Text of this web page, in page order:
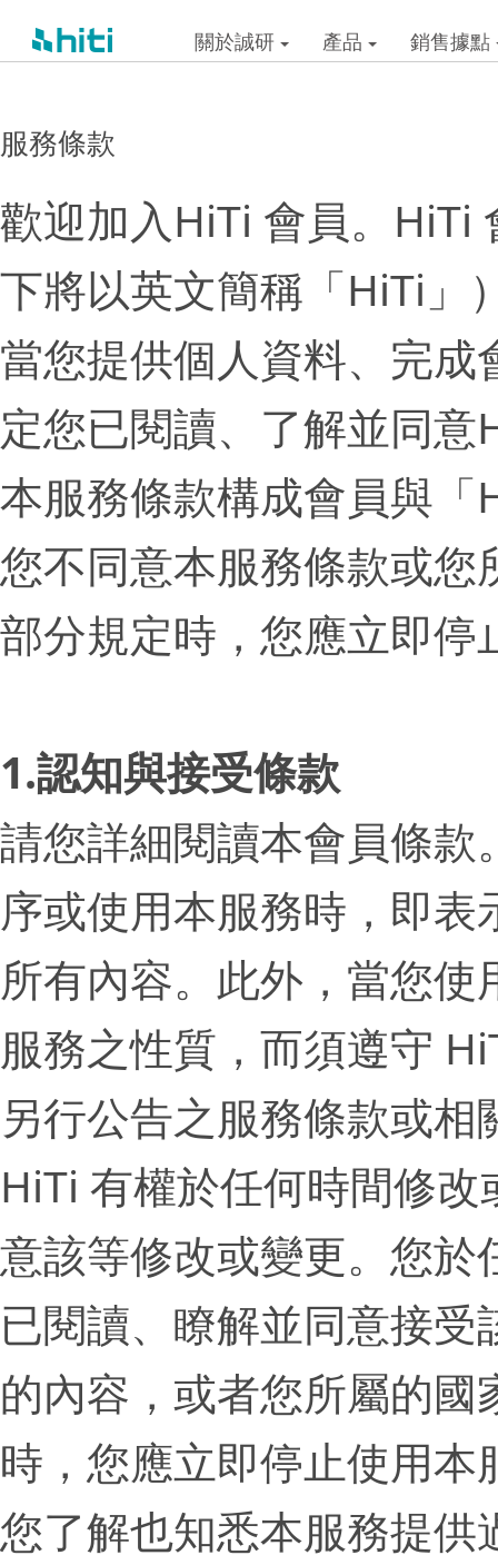
關於誠研 產品 銷售據點
服務條款
歡迎加入HiTi 會員。HiTi
下將以英文簡稱「HiTi」
當您提供個人資料、完
定您已閱讀、了解並同
本服務條款構成會員與
您不同意本服務條款或
部分規定時，您應立即停
1.認知與接受條款
請您詳細閱讀本會員條
序或使用本服務時，即
所有內容。此外，當您
服務之性質，而須遵守
另行公告之服務條款或
HiTi 有權於任何時間修
意該等修改或變更。您
已閱讀、瞭解並同意接
的內容，或者您所屬的
時，您應立即停止使用本
您了解也知悉本服務提